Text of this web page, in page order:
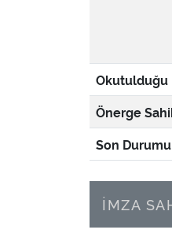
Okutulduğu
Önerge
Son Durumu
İMZA